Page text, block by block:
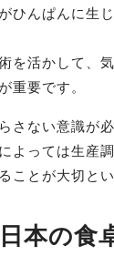
ひんぱんに生
を活かして、
重要です。
さない意識が必
よっては生産
ことが大切とい
本の食